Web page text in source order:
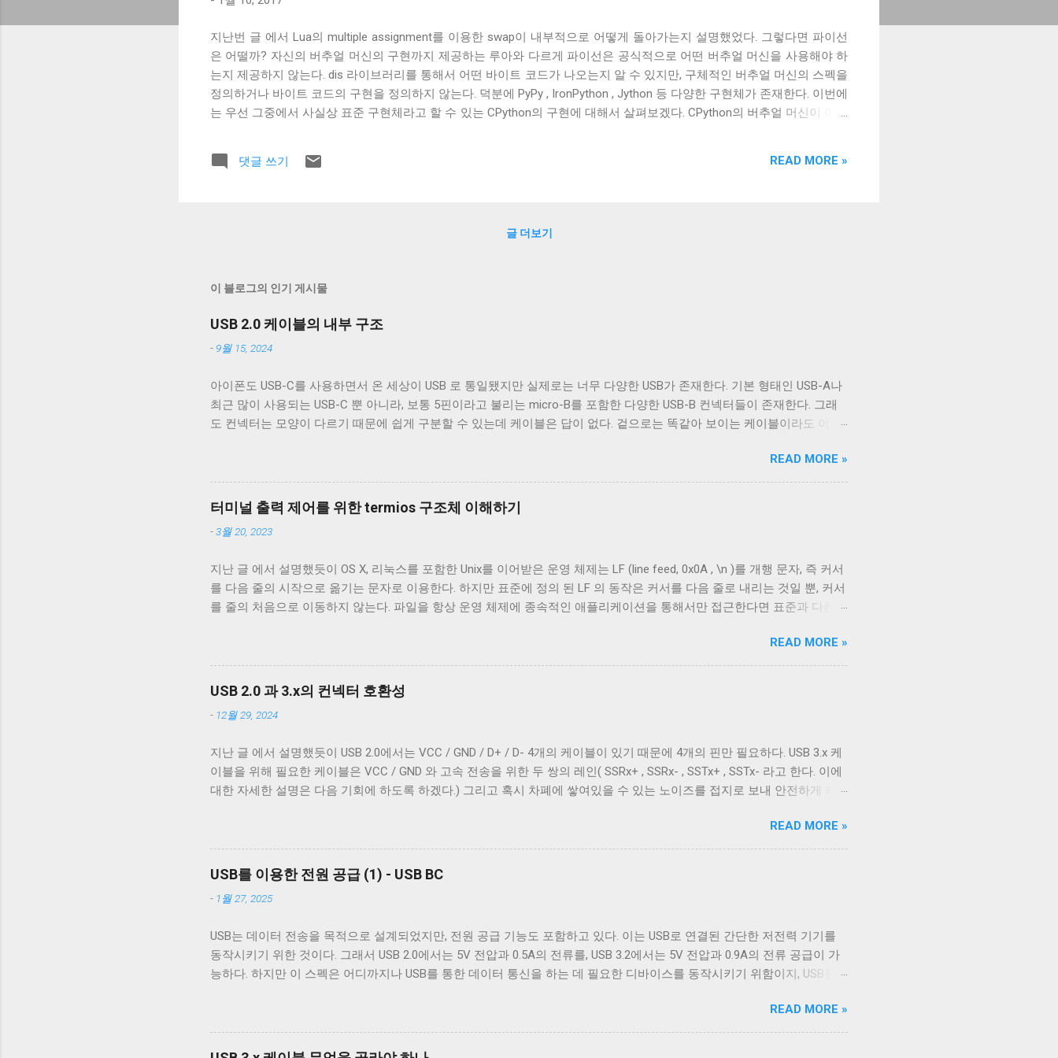
지난번 글 에서 Lua의 multiple assignment를 이용한 swap이 내부적으로 어떻게 돌아가는지 설명했었다. 그렇다면 파이선
은 어떨까? 자신의 버추얼 머신의 구현까지 제공하는 루아와 다르게 파이선은 공식적으로 어떤 버추얼 머신을 사용해야 하
는지 제공하지 않는다. dis 라이브러리를 통해서 어떤 바이트 코드가 나오는지 알 수 있지만, 구체적인 버추얼 머신의 스펙을
정의하거나 바이트 코드의 구현을 정의하지 않는다. 덕분에 PyPy , IronPython , Jython 등 다양한 구현체가 존재한다. 이번에
는 우선 그중에서 사실상 표준 구현체라고 할 수 있는 CPython의 구현에 대해서 살펴보겠다. CPython의 버추얼 머신이 어떻
지고 있다. 글로벌 메모리와 로컬 메모리는 객체의 레퍼런스를 저장하는 데 사용되고 계산을 하기 위해서는 스택으로 레퍼
드다. 즉, 위의 바이트 코드는 스택에 a 를 올리고 b 를 올린 뒤, 스택의 가장 위의 두 아이템의 위치를 바꾸고, 스택 가장 위의
하기 위해서 스택의 두 자리, ROT_TWO 에서 사용하는 임시 변수 두 자리까지 총 6개의 의...
댓글 쓰기 READ MORE »
글 더보기
이 블로그의 인기 게시물
USB 2.0 케이블의 내부 구조
- 9월 15, 2024
아이폰도 USB-C를 사용하면서 온 세상이 USB 로 통일됐지만 실제로는 너무 다양한 USB가 존재한다. 기본 형태인 USB-A나
최근 많이 사용되는 USB-C 뿐 아니라, 보통 5핀이라고 불리는 micro-B를 포함한 다양한 USB-B 컨넥터들이 존재한다. 그래
도 컨넥터는 모양이 다르기 때문에 쉽게 구분할 수 있는데 케이블은 답이 없다. 겉으로는 똑같아 보이는 케이블이라도 어떤
번 글에서는 USB 2.0 케이블의 내부를 통해 USB 케이블에 대해 자세히 알아보겠다. Micro-B 케이블의 편조 차폐와 호일 차
폐 위 사진은 집에서 돌아다니던 A - Micro-B USB 2.0 케이블의 피복을 벗겨낸 것이다. 절연체 아래로 금속 선이 있는 것을
알 수 있다. 이 선들은 금속 선이지만 전선은 아니다. 이 선은 전자기 차폐를 목적으로 들어간 금속 선이다. 실제 전선은 이 금
속 선을 벗겨야 나온다. 이번에 자른 케이블에는 두 종류의 차폐가 사용됐다. 하나는 얇은 금속 호일이고, 다른 하나는 얇은
도체의 가닥으로 이루어져 있다. 전자는 보통 호일 차폐(Foil Shielding)라고 부르고 후자는 편조 차폐(Braided Shielding)라고
수 전자기파를 차단하는 것에 효과적이고, 호일 차폐가 고주파수 전자기파를 차단하는 데 효과적이다. USB 3.0의 고속 전송
케이블은 이 두 차폐를 사용하는 것이 필수적이고, 그 외의 경우에는 필수는 아니고 권장 사항이다. 하지만 어지간한 싸구려
케이블을 쓰지 않는 한 요즘은 USB 2.0 케이블에도 이 두 가지를 같이 사용한다. 차폐 선이 쉴드와 연결되지 않았다 하지만
READ MORE »
터미널 출력 제어를 위한 termios 구조체 이해하기
-3월 20, 2023
지난 글 에서 설명했듯이 OS X, 리눅스를 포함한 Unix를 이어받은 운영 체제는 LF (line feed, 0x0A , \n )를 개행 문자, 즉 커서
를 다음 줄의 시작으로 옮기는 문자로 이용한다. 하지만 표준에 정의 된 LF 의 동작은 커서를 다음 줄로 내리는 것일 뿐, 커서
를 줄의 처음으로 이동하지 않는다. 파일을 항상 운영 체제에 종속적인 애플리케이션을 통해서만 접근한다면 표준과 다른
이 차이는 문제될 수 있다. 이 차이를 다루기 위해서 터미널은 출력에 적절한 가공을 하여 출력한다. 이를 제어하기 위한 플
래그가 POSIX.1 표준이 정의 하는 termios 구조체의 c_oflag 다. c_oflag 는 터미널이 받은 문자를 출력하기 전에 어떤 후처
리를 할지에 대한 플래그다. c_oflag에서 가장 중요한 플래그는 OPOST 다. 이는 입력에 대한 후처리를 할지 말지에 대한 플
래그로 OPOST 가 꺼져있으면 다른 플래그와 상관없이 터미널은 받은 문자열을 그대로 보여준다. 이 플래그를 끄는 경우는
거의 없다. 하지만 터미널을 텍스트를 보여주기 위한 용도가 아닌 바이너리 데이터를 전송하기 위해 사용하는 경우 끄는 것
면 터미널은 출력을 해석할 때 NL 을 CRNL 로 해석한다. 즉, Unix에서도 ONLCR 이 꺼져있다면, LF 를 만났을 때, 다음 줄의
처음으로 이동하는 것이 아닌, 현재 위치의 다음 줄로 이동한다. Unix 계열 운영 체제에서 윈도우에서 만들어진 파일을 출력
해야 할 경우, CRNL 을 NL 로 바꾸지 않고도 ONLCR 플래그를 끄는 것 만으로도 간단하게 출력할 수 있다. 이외에도 구형
READ MORE »
USB 2.0 과 3.x의 컨넥터 호환성
- 12월 29, 2024
지난 글 에서 설명했듯이 USB 2.0에서는 VCC / GND / D+ / D- 4개의 케이블이 있기 때문에 4개의 핀만 필요하다. USB 3.x 케
이블을 위해 필요한 케이블은 VCC / GND 와 고속 전송을 위한 두 쌍의 레인( SSRx+ , SSRx- , SSTx+ , SSTx- 라고 한다. 이에
대한 자세한 설명은 다음 기회에 하도록 하겠다.) 그리고 혹시 차폐에 쌓여있을 수 있는 노이즈를 접지로 보내 안전하게 제
기 때문에 새로운 5개의 선이 더 필요하다. 이미지 출처: Wikipedia 이미지 출처: Wikipedia 이 5개의 선을 핀에 연결하기 위해
USB 3.0 표준은 새로운 모양의 Type B 컨넥터를 도입했다. 기존 Type B 컨넥터는 4개의 핀만을 가지고 있고 확장할 수 없는
구조로 돼있기 때문이다. 따라서 Type B 컨넥터의 경우에는 컨넥터 모양만으로도 USB 2.0 케이블인지 USB 3.0 케이블인지
쉽게 구분할 수 있다. 하지만 Type A 컨넥터나 Type C 컨넥터는 상황이 다르다. 상하 대칭으로 24개의 핀을 가져 최대 12개
의 선을 연결할 수 있는 Type C 컨넥터는 컨넥터 모양 만으로 USB 2.0 케이블인지 USB 3.x 케이블인지 구분할 수 없고, 케이
가 480 Mbps인 케이블을 만나게 된다. USB 2.0 Type C 케이블도 존재한다. Type A 컨넥터는 상황이 좀 재밌다. Type A 컨넥
터도 원래는 4개의 핀만을 지원하도록 설계됐다. 하지만 Type B와는 다르게 Type A 컨넥터는 너무 많이 사용됐다. 따라서
USB 3.x를 위해 새로운 모양의 컨넥터를...
READ MORE »
USB를 이용한 전원 공급 (1) - USB BC
- 1월 27, 2025
USB는 데이터 전송을 목적으로 설계되었지만, 전원 공급 기능도 포함하고 있다. 이는 USB로 연결된 간단한 저전력 기기를
동작시키기 위한 것이다. 그래서 USB 2.0에서는 5V 전압과 0.5A의 전류를, USB 3.2에서는 5V 전압과 0.9A의 전류 공급이 가
능하다. 하지만 이 스펙은 어디까지나 USB를 통한 데이터 통신을 하는 데 필요한 디바이스를 동작시키기 위함이지, USB를
필요로 했고, USB를 통한 전원 충전은 USB가 본래 의도했던 기능이 아닌 일종의 부작용에 가까운 일이었다. 하지만 iPod을
비롯한 많은 MP3 플레이어나 PMP 플레이어들이 이를 이용한 충전 기능을 가지고 나왔다. 어차피 데이터 통신을 위해 USB
포트가 필요하니 별도의 충전 포트를 만드는 것보다 USB 포트를 재사용하는 것이 기기를 싸고 가볍고 작게 만들 수 있었기
READ MORE »